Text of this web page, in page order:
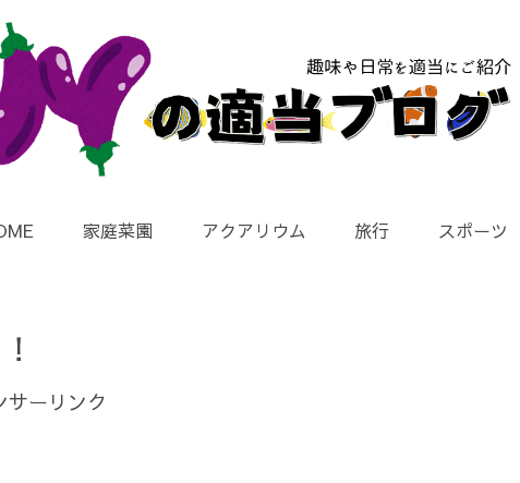
家庭菜園 アクアリウム 旅行 スポーツ
サーリンク